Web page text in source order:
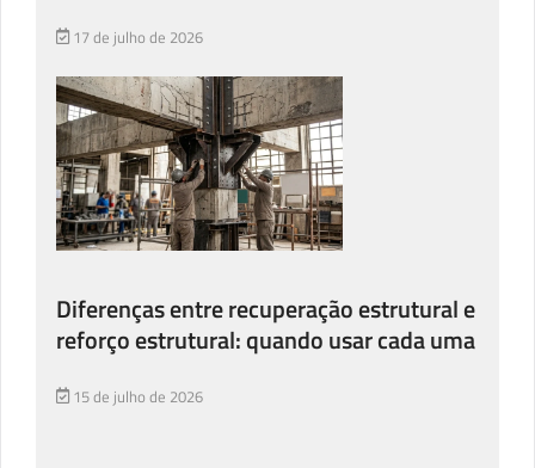
17 de julho de 2026
Diferenças entre recuperação estrutural e
reforço estrutural: quando usar cada uma
15 de julho de 2026